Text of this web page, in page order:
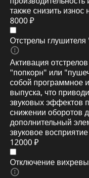
также снизить износ
8000 ₽
Отстрелы
Активация
"попкорн" или
собой программное
выпуска, что
звуковых эффектов
снижении оборотов
дополнительный
звуковое
12000 ₽
Отключение